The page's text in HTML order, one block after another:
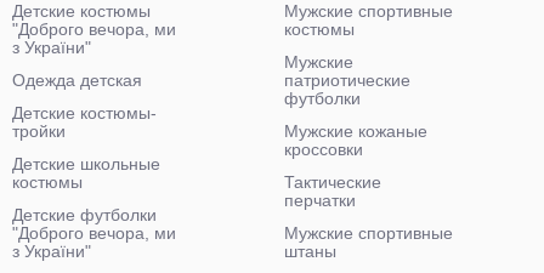
Детские костюмы
"Доброго вечора, ми
з України"
Одежда детская
Детские костюмы-
тройки
Детские школьные
костюмы
Детские футболки
"Доброго вечора, ми
з України"
Мужские спортивные
костюмы
Мужские
патриотические
футболки
Мужские кожаные
кроссовки
Тактические
перчатки
Мужские спортивные
штаны